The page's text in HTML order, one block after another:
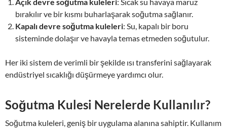
bırakılır ve bir kısmı buharlaşarak soğutma sağlanır.
Kapalı devre soğutma kuleleri: Su, kapalı bir boru
sisteminde dolaşır ve havayla temas etmeden soğutulur.
Her iki sistem de verimli bir şekilde ısı transferini sağlayarak
endüstriyel sıcaklığı düşürmeye yardımcı olur.
Soğutma Kulesi Nerelerde Kullanılır?
Soğutma kuleleri, geniş bir uygulama alanına sahiptir. Kullanım